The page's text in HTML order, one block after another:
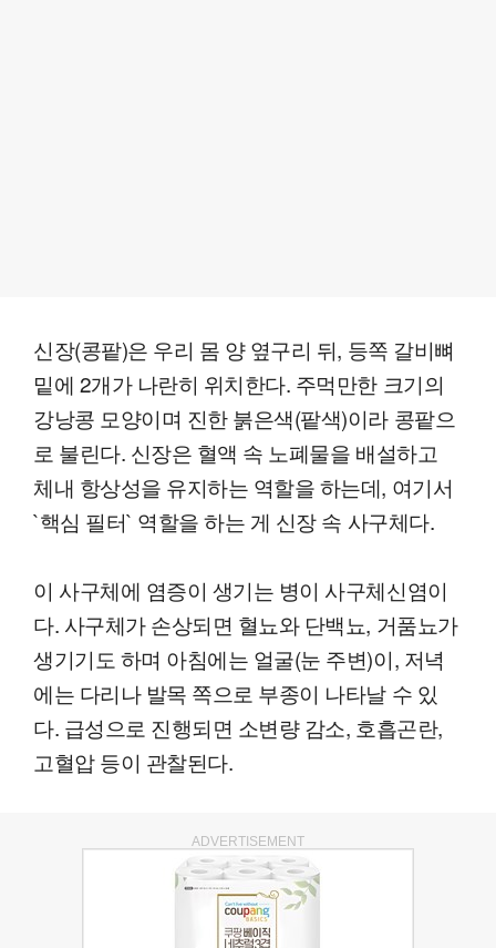
신장(콩팥)은 우리 몸 양 옆구리 뒤, 등쪽 갈비뼈
밑에 2개가 나란히 위치한다. 주먹만한 크기의
강낭콩 모양이며 진한 붉은색(팥색)이라 콩팥으
로 불린다. 신장은 혈액 속 노폐물을 배설하고
체내 항상성을 유지하는 역할을 하는데, 여기서
`핵심 필터` 역할을 하는 게 신장 속 사구체다.
이 사구체에 염증이 생기는 병이 사구체신염이
다. 사구체가 손상되면 혈뇨와 단백뇨, 거품뇨가
생기기도 하며 아침에는 얼굴(눈 주변)이, 저녁
에는 다리나 발목 쪽으로 부종이 나타날 수 있
다. 급성으로 진행되면 소변량 감소, 호흡곤란,
고혈압 등이 관찰된다.
ADVERTISEMENT